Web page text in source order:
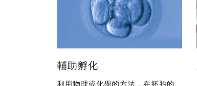
輔助孵化
利用物理或化學的方法，在胚胎的